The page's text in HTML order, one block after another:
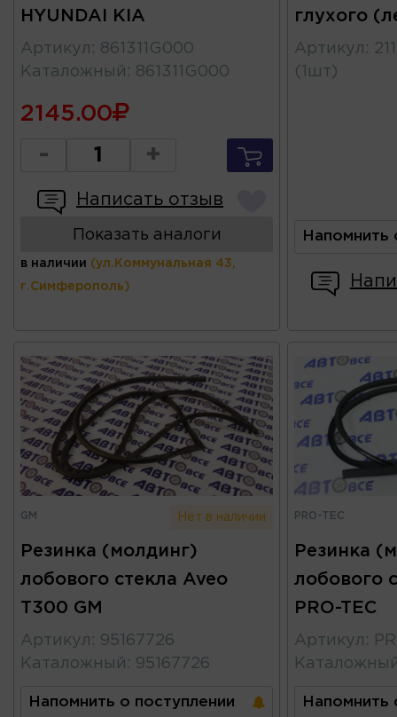
HYUNDAI KIA
Артикул : 861311G000
Каталожный : 861311G000
2145.00
- +
Написать отзыв
Показать аналоги
в наличии (ул.Коммунальная 43,
г.Симферополь)
глухого
Артикул :
(1шт)
Напомнить
GM Нет в наличии
Резинка (молдинг)
лобового стекла Aveo
T300 GM
Артикул : 95167726
Каталожный : 95167726
Напомнить о поступлении
PRO-TEC
Резинка
лобового
PRO-TEC
Артикул :
Напомнить